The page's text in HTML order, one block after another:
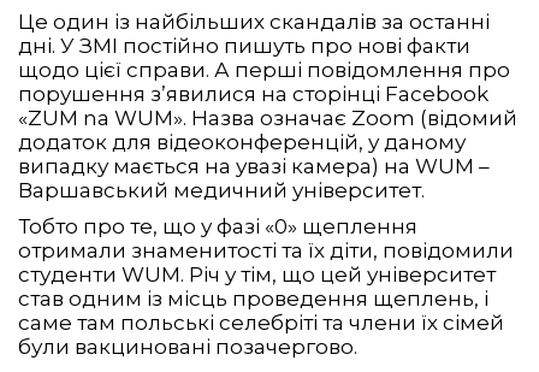
Це один із найбільших скандалів за останні
дні. У ЗМІ постійно пишуть про нові факти
щодо цієї справи. А перші повідомлення про
порушення з’явилися на сторінці Facebook
«ZUM na WUM». Назва означає Zoom (відомий
додаток для відеоконференцій, у даному
випадку мається на увазі камера) на WUM –
Варшавський медичний університет.
Тобто про те, що у фазі «0» щеплення
отримали знаменитості та їх діти, повідомили
студенти WUM. Річ у тім, що цей університет
став одним із місць проведення щеплень, і
саме там польські селебріті та члени їх сімей
були вакциновані позачергово.